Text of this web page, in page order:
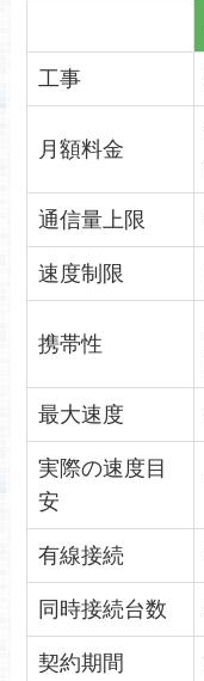
工事
月額料金
通信量上限
速度制限
携帯性
最大速度
実際の速度目
安
有線接続
同時接続台数
契約期間